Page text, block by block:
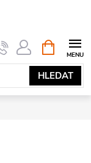
HLEDAT
NÁKUPNÍ
KOŠÍK